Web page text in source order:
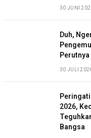
30 JUNI
Duh,
30 JULI
2026,
Bangsa